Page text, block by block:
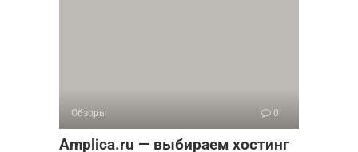
Обзоры 0
Amplica.ru — выбираем хостинг